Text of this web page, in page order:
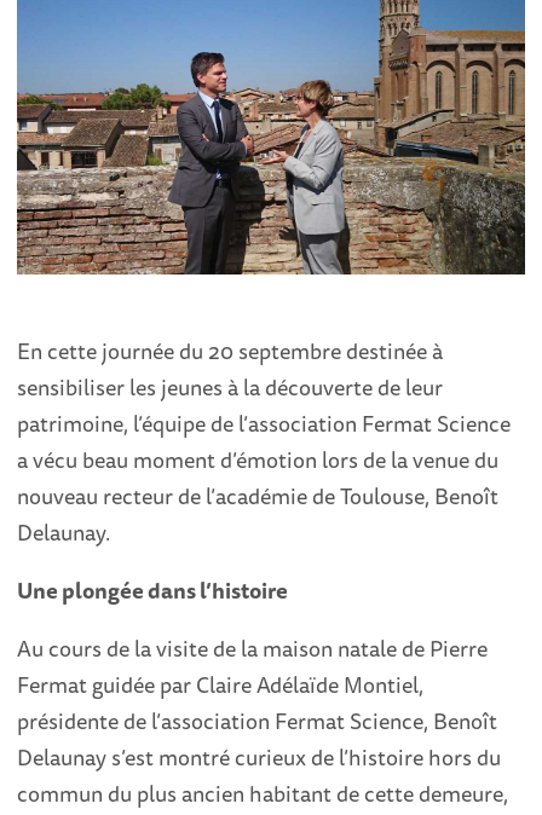
En cette journée du 20 septembre destinée à
sensibiliser les jeunes à la découverte de leur
patrimoine, l’équipe de l’association Fermat Science
a vécu beau moment d’émotion lors de la venue du
nouveau recteur de l’académie de Toulouse, Benoît
Delaunay.
Une plongée dans l’histoire
Au cours de la visite de la maison natale de Pierre
Fermat guidée par Claire Adélaïde Montiel,
présidente de l’association Fermat Science, Benoît
Delaunay s’est montré curieux de l’histoire hors du
commun du plus ancien habitant de cette demeure,